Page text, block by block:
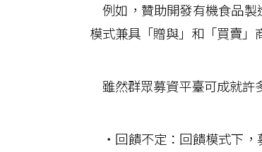
例如，贊助開發有機食品製
模式兼具「贈與」和「買賣」
雖然群眾募資平臺可成就許
‧回饋不定：回饋模式下，